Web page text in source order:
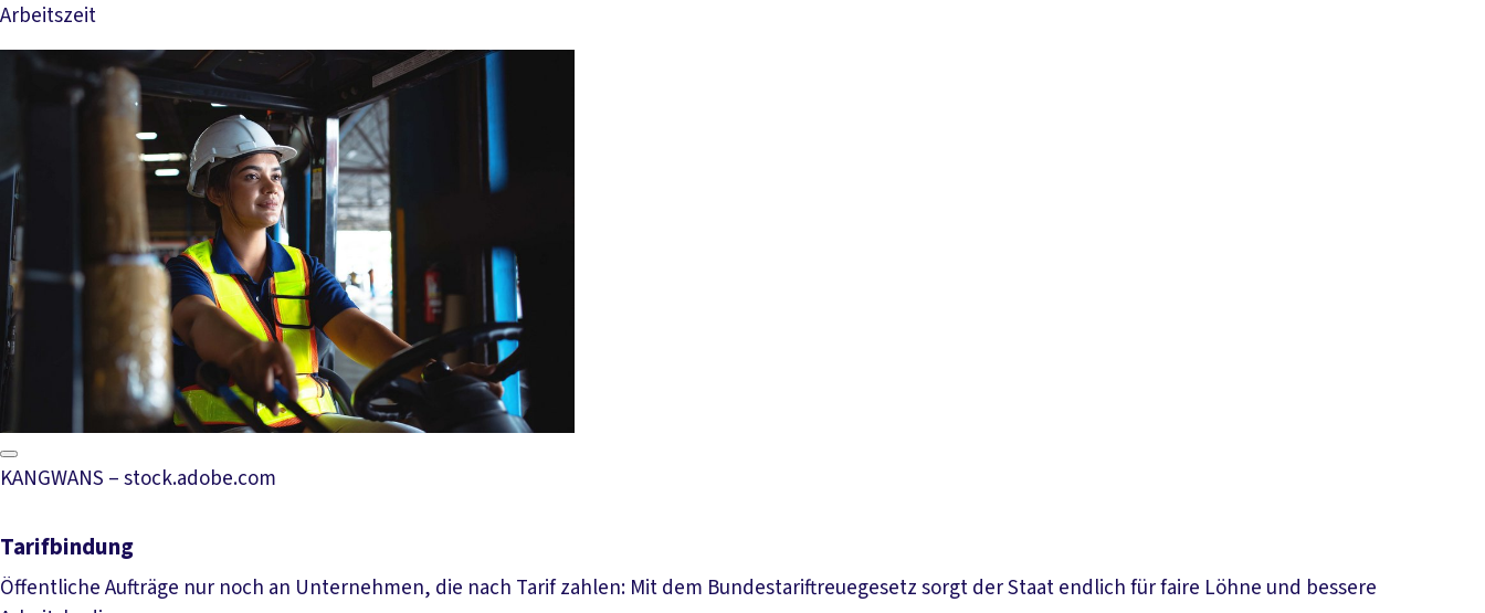
Arbeitszeit
Mehr lesen
KANGWANS – stock.adobe.com
Tarifbindung
Öffentliche Aufträge nur noch an Unternehmen, die nach Tarif zahlen: Mit dem Bundestariftreuegesetz sorgt der Staat endlich für faire Löhne und bessere